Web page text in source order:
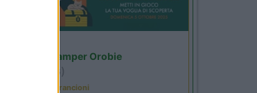
Area Sosta Camper Orobie
(BG)
Caccia ai tesori arancioni